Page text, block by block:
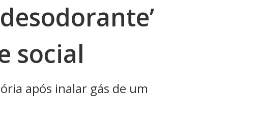
social
após inalar gás de um